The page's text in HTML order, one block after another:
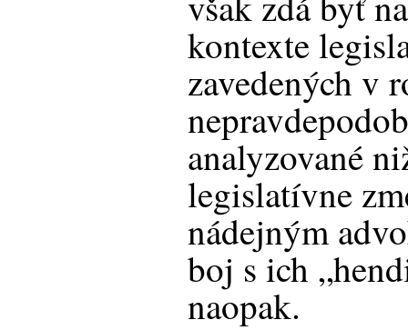
kontexte
zavedených v
analyzované
legislatívne
nádejným
boj s ich
naopak.